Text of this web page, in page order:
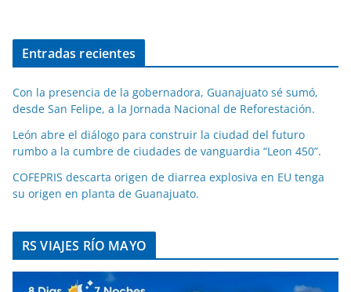
Entradas recientes
Con la presencia de la gobernadora, Guanajuato sé sumó,
desde San Felipe, a la Jornada Nacional de Reforestación.
León abre el diálogo para construir la ciudad del futuro
rumbo a la cumbre de ciudades de vanguardia “Leon 450”.
COFEPRIS descarta origen de diarrea explosiva en EU tenga
su origen en planta de Guanajuato.
RS VIAJES RÍO MAYO